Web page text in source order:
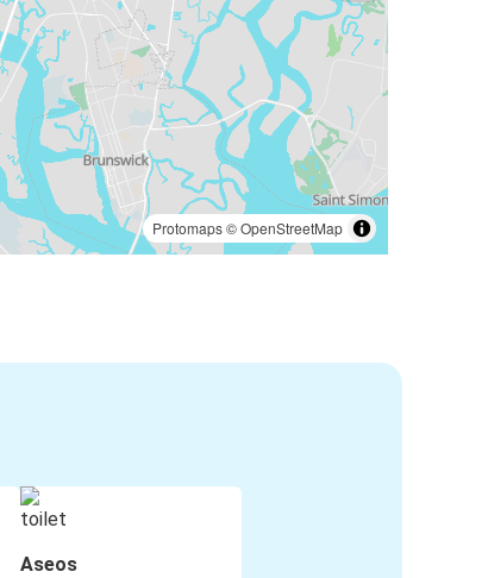
Protomaps©OpenStreetMap
Aseos